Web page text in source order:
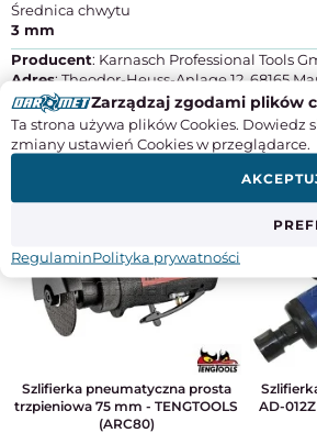
Średnica chwytu
3 mm
Producent: Karnasch Professional Tools
Adres: Theodor-Heuss-Anlage 12, 68165
Kraj pochodzenia: Niemcy
Kontakt : +49 6203-4039-0,
DO TEGO PRODUKTU
Szlifierka pneumatyczna prosta
trzpieniowa 75 mm - TENGTOOLS
(ARC80)
Szlifierka pneumatyczna prosta
AD-
Zarządzaj zgodami plików
Ta strona używa plików Cookies.
zmiany ustawień Cookies w przeglądarce.
RegulaminPolityka prywatności